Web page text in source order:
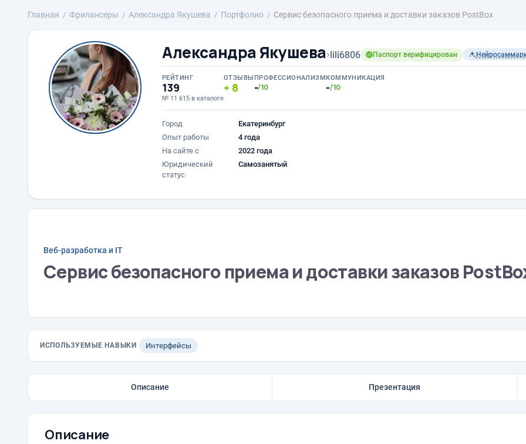
Главная Фрилансеры Александра Якушева Портфолио Сервис безопасного приема и доставки заказов PostBox
Александра Якушева›lili6806 Паспорт верифицирован
РЕЙТИНГ
139
№ 11 615 в каталоге
ОТЗЫВЫ
8
ПРОФЕССИОНАЛИЗМ
-/10
КОММУНИКАЦИЯ
-/10
Город
Екатеринбург
Опыт работы
4 года
На сайте с
2022 года
Юридический
статус
Самозанятый
Веб-разработка и IT
Сервис безопасного приема и доставки заказов
ИСПОЛЬЗУЕМЫЕ НАВЫКИ Интерфейсы
Описание Презентация
Описание